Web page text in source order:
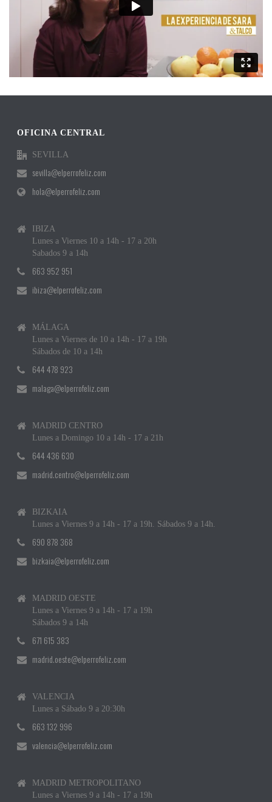
OFICINA CENTRAL
SEVILLA
sevilla@elperrofeliz.com
hola@elperrofeliz.com
IBIZA
Lunes a Viernes 10 a 14h - 17 a 20h
Sabados 9 a 14h
663 952 951
ibiza@elperrofeliz.com
MÁLAGA
Lunes a Viernes de 10 a 14h - 17 a 19h
Sábados de 10 a 14h
644 478 923
malaga@elperrofeliz.com
MADRID CENTRO
Lunes a Domingo 10 a 14h - 17 a 21h
644 436 630
madrid.centro@elperrofeliz.com
BIZKAIA
Lunes a Viernes 9 a 14h - 17 a 19h. Sábados 9 a 14h.
690 878 368
bizkaia@elperrofeliz.com
MADRID OESTE
Lunes a Viernes 9 a 14h - 17 a 19h
Sábados 9 a 14h
671 615 383
madrid.oeste@elperrofeliz.com
VALENCIA
Lunes a Sábado 9 a 20:30h
663 132 996
valencia@elperrofeliz.com
MADRID METROPOLITANO
Lunes a Viernes 9 a 14h - 17 a 19h